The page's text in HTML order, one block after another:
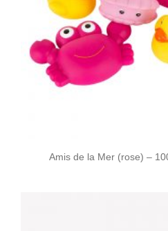
Amis de la Mer (rose) –